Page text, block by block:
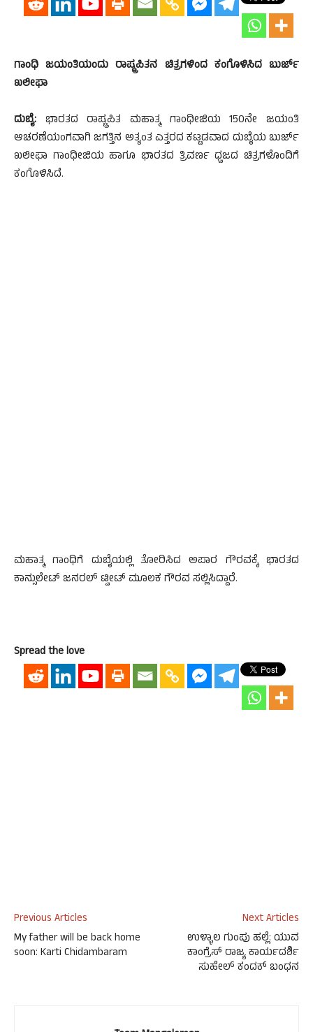
ಗಾಂಧಿ ಜಯಂತಿಯಂದು ರಾಷ್ಟ್ರಪಿತನ ಚಿತ್ರಗಳಿಂದ ಕಂಗೊಳಿಸಿದ ಬುರ್ಜ್
ಖಲೀಫಾ
ದುಬೈ: ಭಾರತದ ರಾಷ್ಟ್ರಪಿತ ಮಹಾತ್ಮ ಗಾಂಧೀಜಿಯ 150ನೇ ಜಯಂತಿ
ಆಚರಣೆಯಂಗವಾಗಿ ಜಗತ್ತಿನ ಅತ್ಯಂತ ಎತ್ತರದ ಕಟ್ಟಡವಾದ ದುಬೈಯ ಬುರ್ಜ್
ಖಲೀಫಾ ಗಾಂಧೀಜಿಯ ಹಾಗೂ ಭಾರತದ ತ್ರಿವರ್ಣ ಧ್ವಜದ ಚಿತ್ರಗಳೊಂದಿಗೆ
ಕಂಗೊಳಿಸಿದೆ.
ಮಹಾತ್ಮ ಗಾಂಧಿಗೆ ದುಬೈಯಲ್ಲಿ ತೋರಿಸಿದ ಅಪಾರ ಗೌರವಕ್ಕೆ ಭಾರತದ
ಕಾನ್ಸುಲೇಟ್ ಜನರಲ್ ಟ್ವೀಟ್ ಮೂಲಕ ಗೌರವ ಸಲ್ಲಿಸಿದ್ದಾರೆ.
Spread the love
Previous Articles
My father will be back home
soon: Karti Chidambaram
Next Articles
ಉಳ್ಳಾಲ ಗುಂಪು ಹಲ್ಲೆ: ಯುವ
ಕಾಂಗ್ರೆಸ್ ರಾಜ್ಯ ಕಾರ್ಯದರ್ಶಿ
ಸುಹೇಲ್ ಕಂದಕ್ ಬಂಧನ